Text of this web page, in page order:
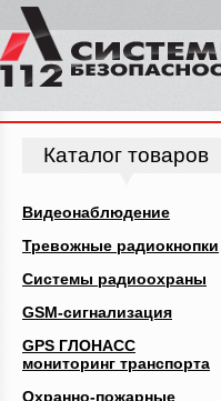
Каталог товаров
Видеонаблюдение
Тревожные радиокнопки
Системы радиоохраны
GSM-сигнализация
GPS ГЛОНАСС
мониторинг транспорта
Охранно-пожарные